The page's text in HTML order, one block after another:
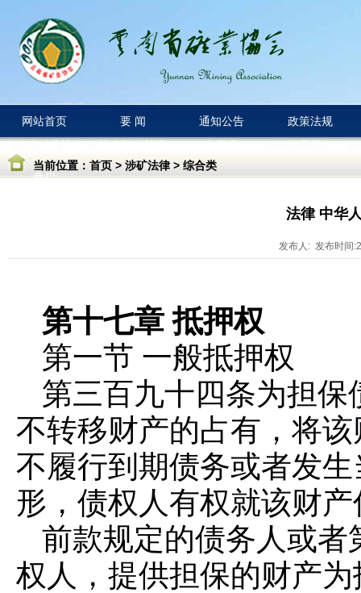
网站首页 要 闻 通知公告
政策法规
云南省矿业协会
章程
协会评估等级 专家库
联系我们
当前位置： 首页 > 涉矿法律> 综合类
法律 中华
发布人: 发布时间
第十七章 抵押权
第一节 一般抵押权
第三百九十四条为担保
不转移财产的占有，将
不履行到期债务或者发
形，债权人有权就该财
前款规定的债务人或
权人，提供担保的财产